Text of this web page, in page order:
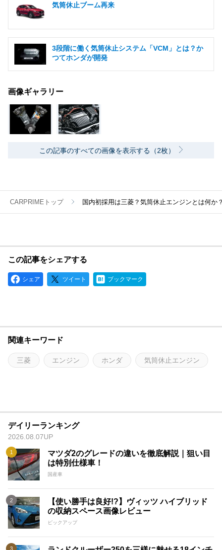
気筒休止ブーム再来
3段階に働く気筒休止システム「VCM」とは？か
つてホンダが開発
画像ギャラリー
この記事のすべての画像を表示する（2枚）
CARPRIMEトップ 国内初採用は三菱？気筒休止エンジンとは何か
この記事をシェアする
シェア ツイート ブックマーク
関連キーワード
三菱 エンジン ホンダ 気筒休止エンジン
デイリーランキング
2026.08.07UP
マツダ2のグレードの違いを徹底解説｜狙い目
は特別仕様車！
国産車
【使い勝手は良好!?】ヴィッツ ハイブリッド
の収納スペース画像レビュー
ピックアップ